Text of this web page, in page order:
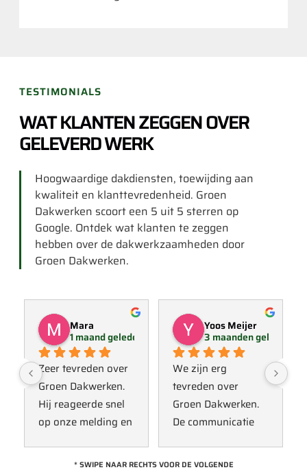
TESTIMONIALS
WAT KLANTEN ZEGGEN OVER
GELEVERD WERK
Hoogwaardige dakdiensten, toewijding aan
kwaliteit en klanttevredenheid. Groen
Dakwerken scoort een 5 uit 5 sterren op
Google. Ontdek wat klanten te zeggen
hebben over de dakwerkzaamheden door
Groen Dakwerken.
Mara
1 maand geleden
Zeer tevreden over
Groen Dakwerken.
Hij reageerde snel
op onze melding en
een collega kijken
Yoos Meijer
3 maanden geleden
We zijn erg
tevreden over
Groen Dakwerken.
De communicatie
met Jan, hij heeft
* SWIPE NAAR RECHTS VOOR DE VOLGENDE